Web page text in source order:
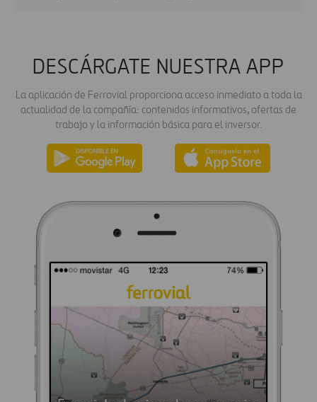
DESCÁRGATE NUESTRA APP
La aplicación de Ferrovial proporciona acceso inmediato a toda la
actualidad de la compañía: contenidos informativos, ofertas de
trabajo y la información básica para el inversor.